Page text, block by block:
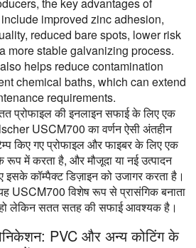
improved zinc adhesion,
reduced bare spots, lower risk
more stable galvanizing process.
helps reduce contamination
chemical baths, which can extend
requirements.
प्रोफाइल की इनलाइन सफाई के लिए एक
USCM700 का वर्णन ऐसी अंतहीन
किए गए प्रोफाइल और फाइबर के लिए एक
रूप में करता है, और मौजूदा या नई उत्पादन
कॉम्पैक्ट डिज़ाइन को उजागर करता है।
USCM700 विशेष रूप से प्रासंगिक बनाता
हो लेकिन सतत सतह की सफाई आवश्यक है।
PVC और अन्य कोटिंग के